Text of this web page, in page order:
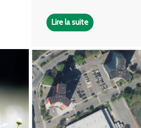
Lire la suite